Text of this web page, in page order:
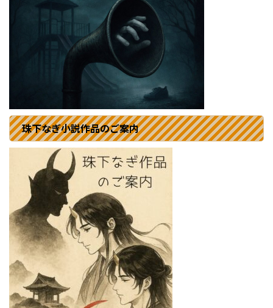
珠下なぎ小説作品のご案内